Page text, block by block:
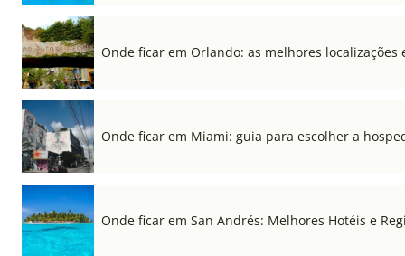
Onde ficar em Orlando: as melhores localizações
Onde ficar em Miami: guia para escolher a
Onde ficar em San Andrés: Melhores Hotéis e